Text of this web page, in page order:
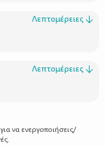
Λεπτομέρειες ↓
Λεπτομέρειες ↓
να ενεργοποιήσεις/